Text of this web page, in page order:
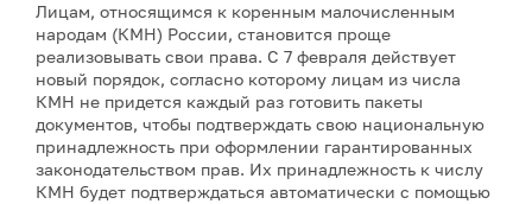
Лицам, относящимся к коренным малочисленным
народам (КМН) России, становится проще
реализовывать свои права. С 7 февраля действует
новый порядок, согласно которому лицам из числа
КМН не придется каждый раз готовить пакеты
документов, чтобы подтверждать свою национальную
принадлежность при оформлении гарантированных
законодательством прав. Их принадлежность к числу
КМН будет подтверждаться автоматически с помощью